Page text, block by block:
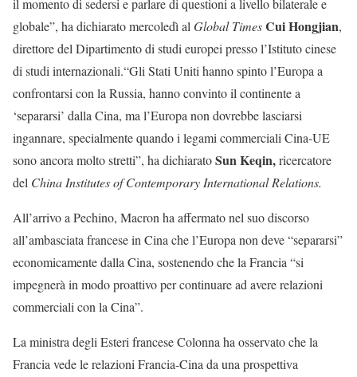
il momento di sedersi e parlare di questioni a livello bilaterale e
globale”, ha dichiarato mercoledì al Global TimesCui Hongjian,
direttore del Dipartimento di studi europei presso l’Istituto cinese
di studi internazionali.“Gli Stati Uniti hanno spinto l’Europa a
confrontarsi con la Russia, hanno convinto il continente a
‘separarsi’ dalla Cina, ma l’Europa non dovrebbe lasciarsi
ingannare, specialmente quando i legami commerciali Cina-UE
sono ancora molto stretti”, ha dichiaratoSun Keqin,ricercatore
del China Institutes of Contemporary International Relations.
All’arrivo a Pechino, Macron ha affermato nel suo discorso
all’ambasciata francese in Cina che l’Europa non deve “separarsi”
economicamente dalla Cina, sostenendo che la Francia “si
impegnerà in modo proattivo per continuare ad avere relazioni
commerciali con la Cina”.
La ministra degli Esteri francese Colonna ha osservato che la
Francia vede le relazioni Francia-Cina da una prospettiva